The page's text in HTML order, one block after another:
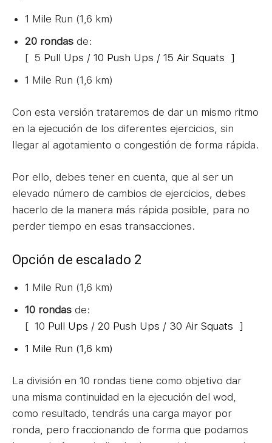
1 Mile Run (1,6 km)
20 rondas de:
[ 5 Pull Ups / 10 Push Ups / 15 Air Squats ]
1 Mile Run (1,6 km)
Con esta versión trataremos de dar un mismo ritmo
en la ejecución de los diferentes ejercicios, sin
llegar al agotamiento o congestión de forma rápida.
Por ello, debes tener en cuenta, que al ser un
elevado número de cambios de ejercicios, debes
hacerlo de la manera más rápida posible, para no
perder tiempo en esas transacciones.
Opción de escalado 2
1 Mile Run (1,6 km)
10 rondas de:
[ 10 Pull Ups / 20 Push Ups / 30 Air Squats ]
1 Mile Run (1,6 km)
La división en 10 rondas tiene como objetivo dar
una misma continuidad en la ejecución del wod,
como resultado, tendrás una carga mayor por
ronda, pero fraccionando de forma que podamos